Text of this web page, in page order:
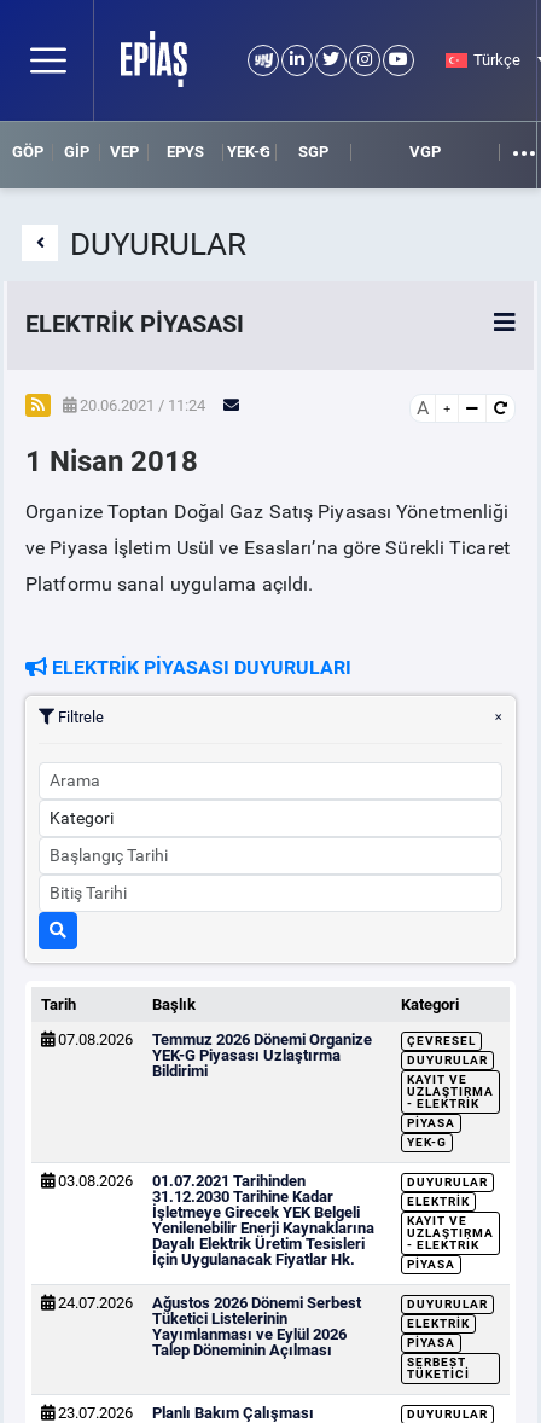
Türkçe
GÖP GİP VEP EPYS YEK-G SGP VGP
DUYURULAR
ELEKTRİK PİYASASI
SPOT ELEKTRİK PİYASALARI
ÖRNEK FİNANS BELGELERİ
VADELİ ELEKTRİK PİYASASI
SERBEST TÜKETİCİ
TEMİNAT
BÜLTENLER
DUYURULAR
BT HİZMET YÖNETİM SİSTEMİ POLİTİKAMIZ
20.06.2021 / 11:24 A
1 Nisan 2018
Organize Toptan Doğal Gaz Satış Piyasası Yönetmenliği
ve Piyasa İşletim Usül ve Esasları’na göre Sürekli Ticaret
Platformu sanal uygulama açıldı.
ELEKTRİK PİYASASI DUYURULARI
Filtrele
Tarih Başlık
Kategori
07.08.2026
Temmuz 2026 Dönemi Organize
YEK-G Piyasası Uzlaştırma
Bildirimi
ÇEVRESEL
DUYURULAR
KAYIT VE
UZLAŞTIRMA
- ELEKTRIK
PIYASA
YEK-G
03.08.2026
01.07.2021 Tarihinden
31.12.2030 Tarihine Kadar
İşletmeye Girecek YEK Belgeli
Yenilenebilir Enerji Kaynaklarına
Dayalı Elektrik Üretim Tesisleri
İçin Uygulanacak Fiyatlar Hk.
DUYURULAR
ELEKTRIK
KAYIT VE
UZLAŞTIRMA
- ELEKTRIK
PIYASA
24.07.2026
Ağustos 2026 Dönemi Serbest
Tüketici Listelerinin
Yayımlanması ve Eylül 2026
Talep Döneminin Açılması
DUYURULAR
ELEKTRIK
PIYASA
SERBEST
TÜKETICI
23.07.2026 Planlı Bakım Çalışması
DUYURULAR